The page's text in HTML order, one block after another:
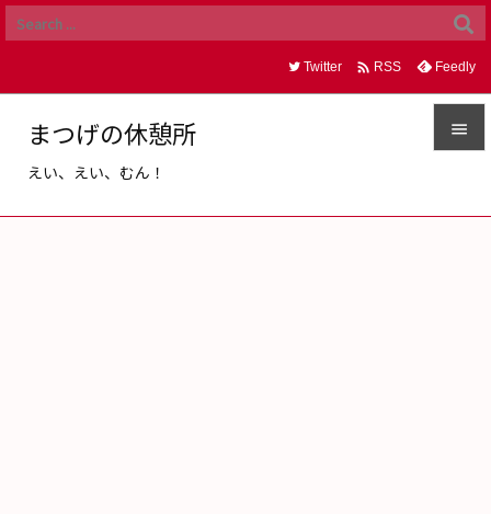
まつげの休憩所
えい、えい、むん！

Twitter  RSS Feedly